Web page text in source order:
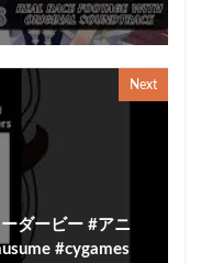
Next
ダービー #アニ
#cygames